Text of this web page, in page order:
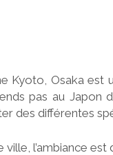
Kyoto, Osaka est
pas au Japon
des différentes
ville, l’ambiance